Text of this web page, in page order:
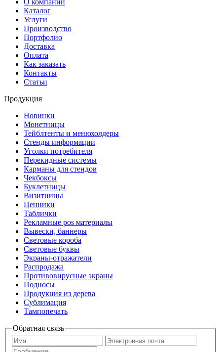
О компании
Каталог
Услуги
Производство
Портфолио
Доставка
Оплата
Как заказать
Контакты
Статьи
Продукция
Новинки
Монетницы
Тейблтенты и менюхолдеры
Стенды информации
Уголки потребителя
Перекидные системы
Карманы для стендов
Чекбоксы
Буклетницы
Визитницы
Ценники
Таблички
Рекламные pos материалы
Вывески, баннеры
Световые короба
Световые буквы
Экраны-отражатели
Распродажа
Противовирусные экраны
Подносы
Продукция из дерева
Сублимация
Тампопечать
Обратная связь